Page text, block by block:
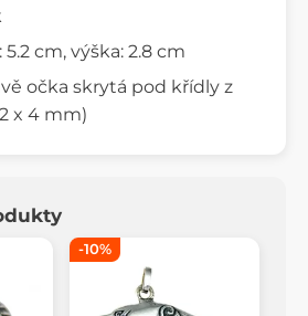
cm, výška: 2.8 cm
očka skrytá pod křídly z
x 4 mm)
-10%